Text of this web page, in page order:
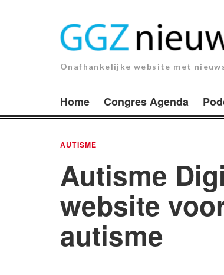
Onafhankelijke website met
Home Congres Agenda
AUTISME
Autisme
website
autisme